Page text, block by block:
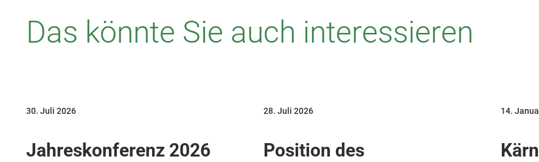
Das könnte Sie auch interessieren
Jahreskonferenz 2026
30. Juli 2026
Position des
28. Juli 2026 14.